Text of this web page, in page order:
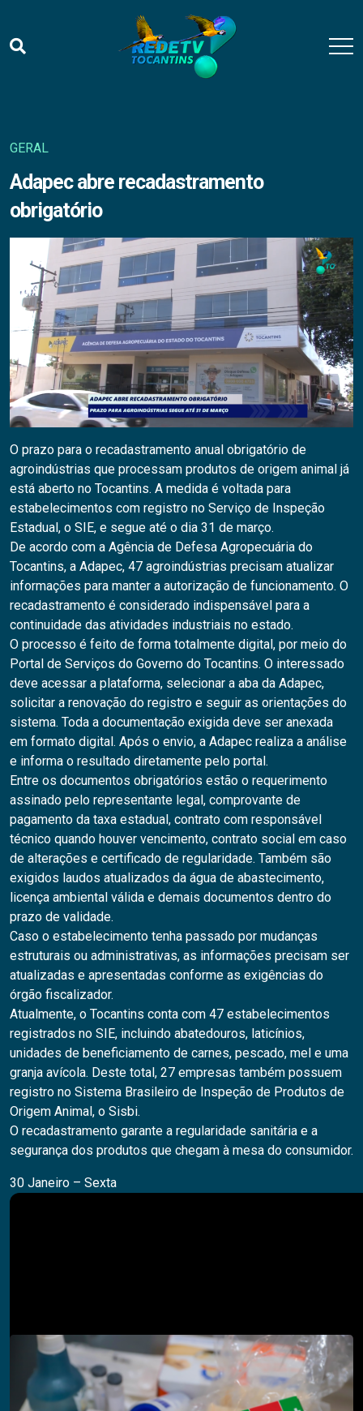
GERAL
Adapec abre recadastramento
obrigatório
O prazo para o recadastramento anual obrigatório de
agroindústrias que processam produtos de origem animal já
está aberto no Tocantins. A medida é voltada para
estabelecimentos com registro no Serviço de Inspeção
Estadual, o SIE, e segue até o dia 31 de março.
De acordo com a Agência de Defesa Agropecuária do
Tocantins, a Adapec, 47 agroindústrias precisam atualizar
informações para manter a autorização de funcionamento. O
recadastramento é considerado indispensável para a
continuidade das atividades industriais no estado.
O processo é feito de forma totalmente digital, por meio do
Portal de Serviços do Governo do Tocantins. O interessado
deve acessar a plataforma, selecionar a aba da Adapec,
solicitar a renovação do registro e seguir as orientações do
sistema. Toda a documentação exigida deve ser anexada
em formato digital. Após o envio, a Adapec realiza a análise
e informa o resultado diretamente pelo portal.
Entre os documentos obrigatórios estão o requerimento
assinado pelo representante legal, comprovante de
pagamento da taxa estadual, contrato com responsável
técnico quando houver vencimento, contrato social em caso
de alterações e certificado de regularidade. Também são
exigidos laudos atualizados da água de abastecimento,
licença ambiental válida e demais documentos dentro do
prazo de validade.
Caso o estabelecimento tenha passado por mudanças
estruturais ou administrativas, as informações precisam ser
atualizadas e apresentadas conforme as exigências do
órgão fiscalizador.
Atualmente, o Tocantins conta com 47 estabelecimentos
registrados no SIE, incluindo abatedouros, laticínios,
unidades de beneficiamento de carnes, pescado, mel e uma
granja avícola. Deste total, 27 empresas também possuem
registro no Sistema Brasileiro de Inspeção de Produtos de
Origem Animal, o Sisbi.
O recadastramento garante a regularidade sanitária e a
segurança dos produtos que chegam à mesa do consumidor.
30 Janeiro – Sexta